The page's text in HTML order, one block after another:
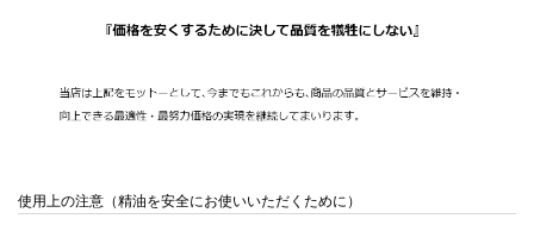
使用上の注意（精油を安全にお使いいただくために）